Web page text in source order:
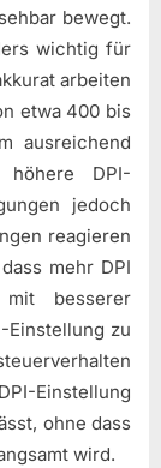
bewegt.
wichtig für
arbeiten
etwa 400 bis
ausreichend
höhere DPI-
jedoch
reagieren
mehr DPI
besserer
Einstellung zu
Einstellung
ohne dass
wird.